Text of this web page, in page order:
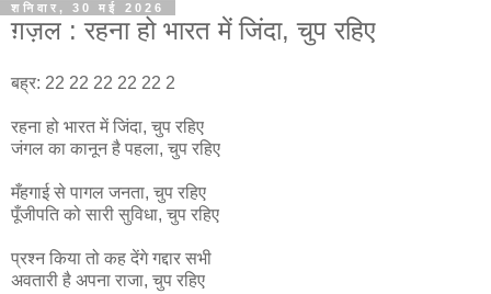
शनिवार, 30 मई 2026
ग़ज़ल : रहना हो भारत में जिंदा, चुप रहिए
बह्र: 22 22 22 22 22 2
रहना हो भारत में जिंदा, चुप रहिए
जंगल का कानून है पहला, चुप रहिए
मँहगाई से पागल जनता, चुप रहिए
पूँजीपति को सारी सुविधा, चुप रहिए
प्रश्न किया तो कह देंगे गद्दार सभी
अवतारी है अपना राजा, चुप रहिए